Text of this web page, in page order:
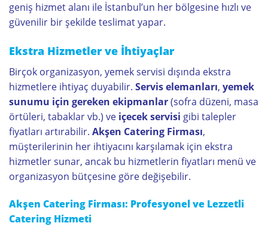
geniş hizmet alanı ile İstanbul’un her bölgesine hızlı ve
güvenilir bir şekilde teslimat yapar.
Ekstra Hizmetler ve İhtiyaçlar
Birçok organizasyon, yemek servisi dışında ekstra
hizmetlere ihtiyaç duyabilir. Servis elemanları, yemek
sunumu için gereken ekipmanlar(sofra düzeni, masa
örtüleri, tabaklar vb.) ve içecek servisi gibi talepler
fiyatları artırabilir. Akşen Catering Firması,
müşterilerinin her ihtiyacını karşılamak için ekstra
hizmetler sunar, ancak bu hizmetlerin fiyatları menü ve
organizasyon bütçesine göre değişebilir.
Akşen Catering Firması: Profesyonel ve Lezzetli
Catering Hizmeti